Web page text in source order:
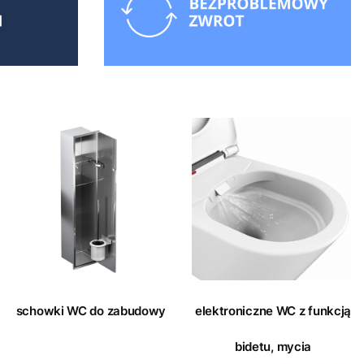
schowki WC do zabudowy elektroniczne WC z funkcją
bidetu, mycia